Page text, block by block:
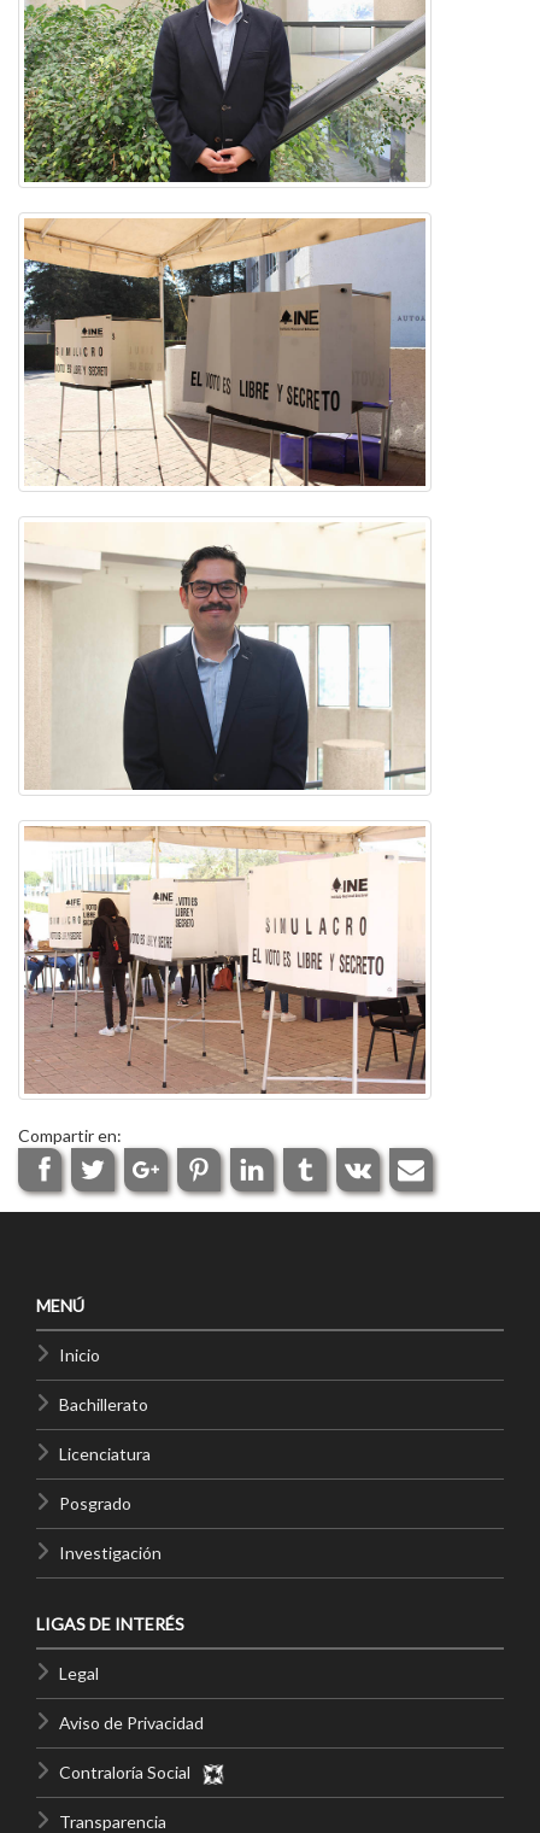
Compartir en:
MENÚ
Inicio
Bachillerato
Licenciatura
Posgrado
Investigación
LIGAS DE INTERÉS
Legal
Aviso de Privacidad
Contraloría Social
Transparencia